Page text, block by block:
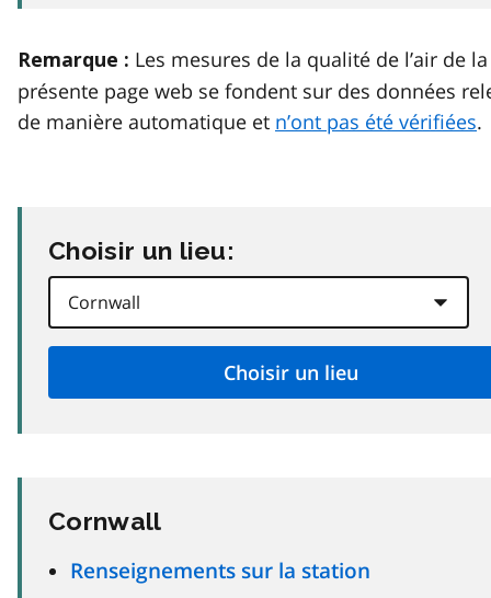
Remarque : Les mesures de la qualité de l’air de la
présente page web se fondent sur des données
de manière automatique et n’ont pas été vérifiées.
Choisir un lieu:
Cornwall
Renseignements sur la station